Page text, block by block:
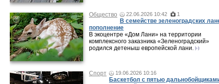
Общество 22.06.2026 10:42 1
В семействе зеленоградских
пополнение
В экоцентре «Дом Лани» на территории
комплексного заказника «Зеленоградский»
родился детеныш европейской лани.
Спорт 19.06.2026 10:16
Баскетбол с пятью